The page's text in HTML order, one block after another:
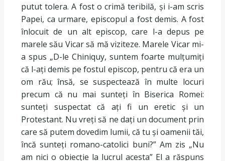
putut tolera. A fost o crimă teribilă, și i-am scris
Papei, ca urmare, episcopul a fost demis. A fost
înlocuit de un alt episcop, care l-a depus pe
marele său Vicar să mă viziteze. Marele Vicar mi-
a spus „D-le Chiniquy, suntem foarte mulțumiți
că l-ați demis pe fostul episcop, pentru că era un
om rău; însă, se suspectează în multe locuri
precum că nu mai sunteți în Biserica Romei:
sunteți suspectat că ați fi un eretic și un
Protestant. Nu vreți să ne dați un document prin
care să putem dovedim lumii, că tu și oamenii tăi,
încă sunteți romano-catolici buni?” Am zis „Nu
am nici o obiecție la lucrul acesta” El a răspuns